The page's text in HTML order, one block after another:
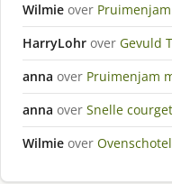
Wilmie over
HarryLohr over Gevuld
anna over Pruimenjam
anna over Snelle
Wilmie over